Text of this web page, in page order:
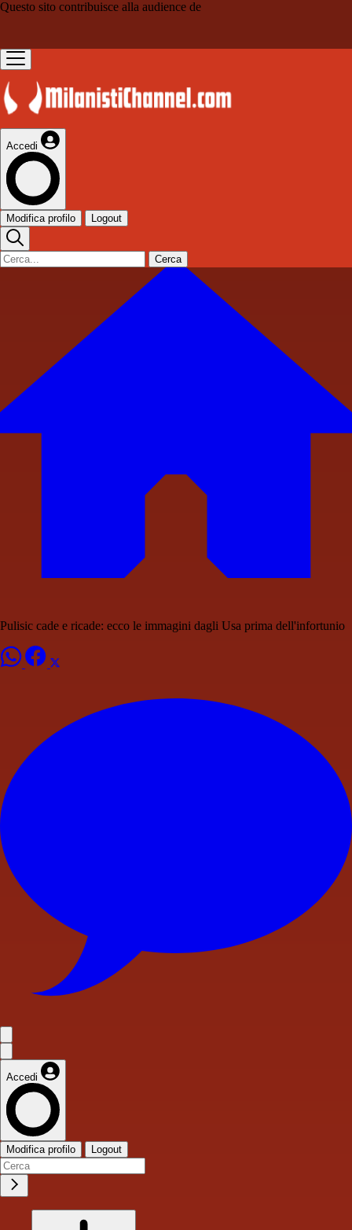
Questo sito contribuisce alla audience de
Accedi
Modifica profilo Logout
Cerca
Pulisic cade e ricade: ecco le immagini dagli Usa prima dell'infortunio
Accedi
Modifica profilo Logout